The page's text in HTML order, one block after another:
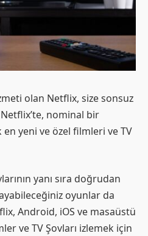
olan Netflix, size sonsuz
nominal bir
yeni ve özel filmleri ve TV
yanı sıra doğrudan
oyunlar da
Android, iOS ve masaüstü
ve TV Şovları izlemek için